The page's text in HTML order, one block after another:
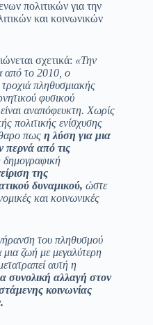
πολιτικών για την
και κοινωνικών
σχετικά: «Την
από το 2010, ο
πληθυσμιακής
φυσικού
αναπόφευκτη. Χωρίς
πολιτικής ενίσχυσης
πως η λύση για μια
περνά από τις
δημογραφική
της
δυναμικού, ώστε
και κοινωνικές
του πληθυσμού
μια ζωή με μεγαλύτερη
αυτή η
συνολική αλλαγή στον
κοινωνίας